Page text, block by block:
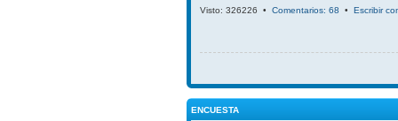
Visto: 326226 • Comentarios: 68 • Escribir
ENCUESTA